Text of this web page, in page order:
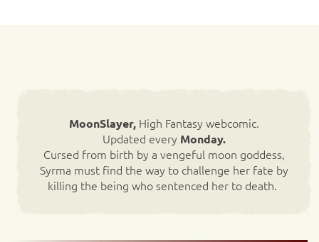
MoonSlayer,High Fantasy webcomic.
Updated every Monday.
Cursed from birth by a vengeful moon goddess,
Syrma must find the way to challenge her fate by
killing the being who sentenced her to death.